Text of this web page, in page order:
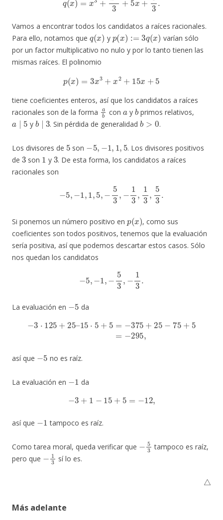
Vamos a encontrar todos los candidatos a raíces racionales.
Para ello, notamos que
q(x)
y
p(x):=3q(x)
varían sólo
por un factor multiplicativo no nulo y por lo tanto tienen las
mismas raíces. El polinomio
p( =3 x3 + 2+ 15 x 5
tiene coeficientes enteros, así que los candidatos a raíces
racionales son de la forma
ab
con
a
y
b
primos relativos,
a∣5
y
b∣ 3
. Sin pérdida de generalidad
b>0
.
Los divisores de
5
son
5,
. Los divisores positivos
de
3
son
1
y
3
. De esta forma, los candidatos a raíces
racionales son
3, 3, 3, 3.
Si ponemos un número positivo en
( )
, como sus
coeficientes son todos positivos, tenemos que la evaluación
sería positiva, así que podemos descartar estos casos. Sólo
nos quedan los candidatos
3 3
La evaluación en
5
da
3 125+ 25– 15⋅ +5 = − +25− 75+ −295,
así que
5
no es raíz.
La evaluación en da
− 3 + 15 + =
así que tampoco es raíz.
Como tarea moral, queda verificar que
53
tampoco es raíz,
pero que
−13
sí lo es.
△
Más adelante